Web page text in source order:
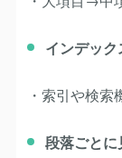
インデッ
・索引や検索
段落ごと